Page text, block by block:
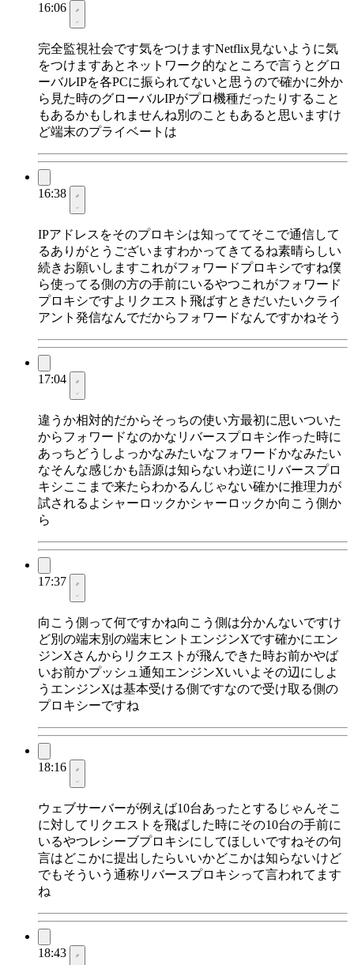
16:06
完全監視社会です気をつけますNetflix見ないように気
をつけますあとネットワーク的なところで言うとグロ
ーバルIPを各PCに振られてないと思うので確かに外か
ら見た時のグローバルIPがプロ機種だったりすること
もあるかもしれませんね別のこともあると思いますけ
ど端末のプライベートは
16:38
IPアドレスをそのプロキシは知っててそこで通信して
るありがとうございますわかってきてるね素晴らしい
続きお願いしますこれがフォワードプロキシですね僕
ら使ってる側の方の手前にいるやつこれがフォワード
プロキシですよリクエスト飛ばすときだいたいクライ
アント発信なんでだからフォワードなんですかねそう
17:04
違うか相対的だからそっちの使い方最初に思いついた
からフォワードなのかなリバースプロキシ作った時に
あっちどうしよっかなみたいなフォワードかなみたい
なそんな感じかも語源は知らないわ逆にリバースプロ
キシここまで来たらわかるんじゃない確かに推理力が
試されるよシャーロックかシャーロックか向こう側か
ら
17:37
向こう側って何ですかね向こう側は分かんないですけ
ど別の端末別の端末ヒントエンジンXです確かにエン
ジンXさんからリクエストが飛んできた時お前かやば
いお前かプッシュ通知エンジンXいいよその辺にしよ
うエンジンXは基本受ける側ですなので受け取る側の
プロキシーですね
18:16
ウェブサーバーが例えば10台あったとするじゃんそこ
に対してリクエストを飛ばした時にその10台の手前に
いるやつレシーブプロキシにしてほしいですねその句
言はどこかに提出したらいいかどこかは知らないけど
でもそういう通称リバースプロキシって言われてます
ね
18:43